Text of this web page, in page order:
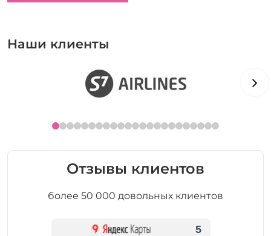
Наши клиенты
Отзывы клиентов
более 50 000 довольных клиентов
5